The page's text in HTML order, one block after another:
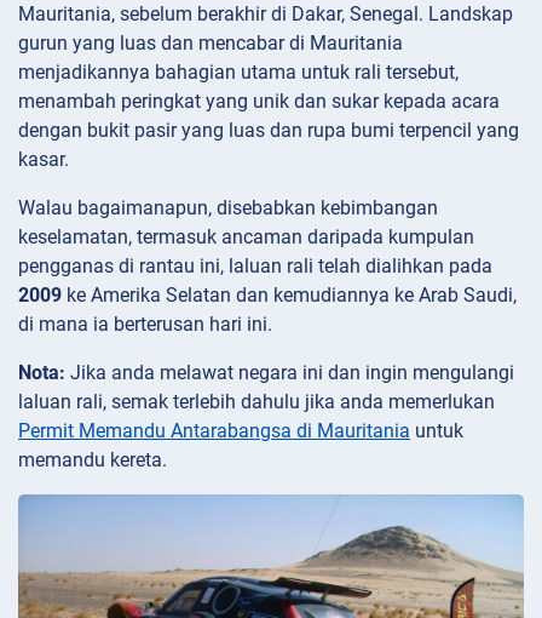
Mauritania, sebelum berakhir di Dakar, Senegal. Landskap
gurun yang luas dan mencabar di Mauritania
menjadikannya bahagian utama untuk rali tersebut,
menambah peringkat yang unik dan sukar kepada acara
dengan bukit pasir yang luas dan rupa bumi terpencil yang
kasar.
Walau bagaimanapun, disebabkan kebimbangan
keselamatan, termasuk ancaman daripada kumpulan
pengganas di rantau ini, laluan rali telah dialihkan pada
2009 ke Amerika Selatan dan kemudiannya ke Arab Saudi,
di mana ia berterusan hari ini.
Nota: Jika anda melawat negara ini dan ingin mengulangi
laluan rali, semak terlebih dahulu jika anda memerlukan
Permit Memandu Antarabangsa di Mauritania untuk
memandu kereta.